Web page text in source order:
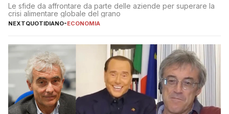
Le sfide da affrontare da parte delle aziende per superare la
crisi alimentare globale del grano
NEXTQUOTIDIANO-ECONOMIA